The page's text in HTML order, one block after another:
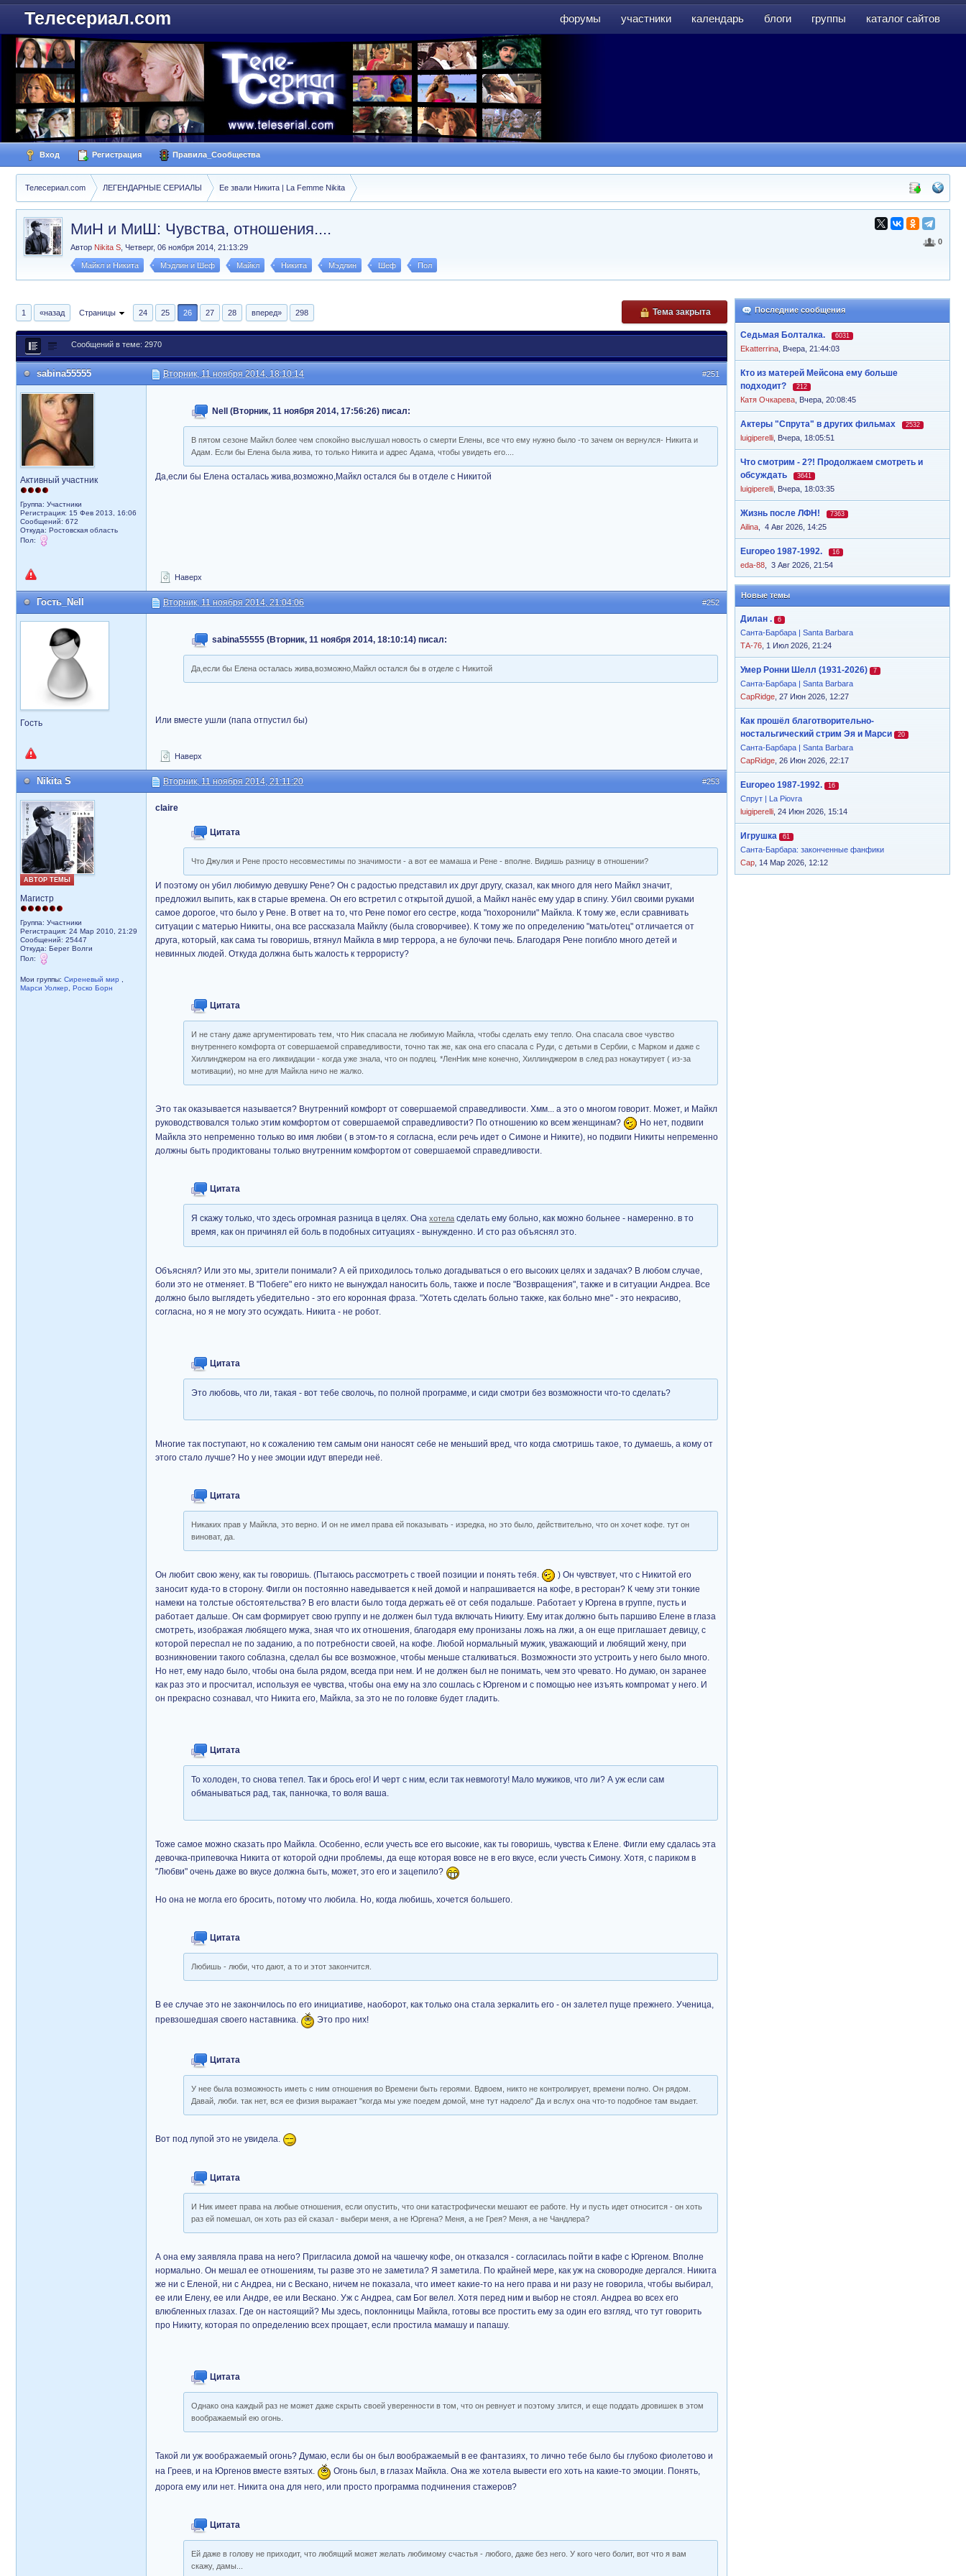
форумы участники календарь блоги группы каталог сайтов
Телесериал.com
Вход Регистрация Правила_Сообщества
Телесериал.com ЛЕГЕНДАРНЫЕ СЕРИАЛЫ Ее звали Никита | La Femme Nikita
0
МиН и МиШ: Чувства, отношения....
Автор Nikita S Четверг, 06 ноября 2014, 21:13:29
Майкл и Никита Мэдлин и Шеф Майкл Никита Мэдлин Шеф Пол
Последние сообщения
Седьмая Болталка. 6031
Ekatterrina Вчера, 21:44:03
Кто из матерей Мейсона ему больше
подходит?
212
Катя Очкарева Вчера, 20:08:45
Актеры "Спрута" в других фильмах 2532
luigiperelli Вчера, 18:05:51
Что смотрим - 2?! Продолжаем смотреть и
обсуждать
3641
luigiperelli Вчера, 18:03:35
Жизнь после ЛФН! 7363
Ailina 4 Авг 2026, 14:25
Europeo 1987-1992. 16
eda-88 3 Авг 2026, 21:54
Новые темы
Дилан . 6
Санта-Барбара | Santa Barbara
ТА-76 , 1 Июл 2026, 21:24
Умер Ронни Шелл (1931-2026) 7
Санта-Барбара | Santa Barbara
CapRidge , 27 Июн 2026, 12:27
Как прошёл благотворительно-
ностальгический стрим Эя и Марси
20
Санта-Барбара | Santa Barbara
CapRidge , 26 Июн 2026, 22:17
Europeo 1987-1992. 16
Спрут | La Piovra
luigiperelli , 24 Июн 2026, 15:14
Игрушка 61
Санта-Барбара: законченные фанфики
Cap , 14 Мар 2026, 12:12
1 «назад Страницы 24 25 26 27 28 вперед» 298 Тема закрыта
Сообщений в теме: 2970
#251
sabina55555 Вторник, 11 ноября 2014, 18:10:14
Активный участник
Группа: Участники
Регистрация: 15 Фев 2013, 16:06
Сообщений: 672
Откуда: Ростовская область
Пол:
Nell (Вторник, 11 ноября 2014, 17:56:26) писал:
В пятом сезоне Майкл более чем спокойно выслушал новость о смерти Елены, все что ему нужно было -то зачем он вернулся- Никита и
Адам. Если бы Елена была жива, то только Никита и адрес Адама, чтобы увидеть его....
Да,если бы Елена осталась жива,возможно,Майкл остался бы в отделе с Никитой
Наверх
#252
Гость_Nell Вторник, 11 ноября 2014, 21:04:06
Гость
sabina55555 (Вторник, 11 ноября 2014, 18:10:14) писал:
Да,если бы Елена осталась жива,возможно,Майкл остался бы в отделе с Никитой
Или вместе ушли (папа отпустил бы)
Наверх
#253
Nikita S Вторник, 11 ноября 2014, 21:11:20
АВТОР ТЕМЫ
Магистр
Группа: Участники
Регистрация: 24 Мар 2010, 21:29
Сообщений: 25447
Откуда: Берег Волги
Пол:
Мои группы: Сиреневый мир
Марси Уолкер
Роско Борн
claire
Цитата
Что Джулия и Рене просто несовместимы по значимости - а вот ее мамаша и Рене - вполне. Видишь разницу в отношении?
И поэтому он убил любимую девушку Рене? Он с радостью представил их друг другу, сказал, как много для него Майкл значит,
предложил выпить, как в старые времена. Он его встретил с открытой душой, а Майкл нанёс ему удар в спину. Убил своими руками
самое дорогое, что было у Рене. В ответ на то, что Рене помог его сестре, когда "похоронили" Майкла. К тому же, если сравнивать
ситуации с матерью Никиты, она все рассказала Майклу (была сговорчивее). К тому же по определению "мать/отец" отличается от
друга, который, как сама ты говоришь, втянул Майкла в мир террора, а не булочки печь. Благодаря Рене погибло много детей и
невинных людей. Откуда должна быть жалость к террористу?
Цитата
И не стану даже аргументировать тем, что Ник спасала не любимую Майкла, чтобы сделать ему тепло. Она спасала свое чувство
внутреннего комфорта от совершаемой справедливости, точно так же, как она его спасала с Руди, с детьми в Сербии, с Марком и даже с
Хиллинджером на его ликвидации - когда уже знала, что он подлец. *ЛенНик мне конечно, Хиллинджером в след раз нокаутирует ( из-за
мотивации), но мне для Майкла ничо не жалко.
Это так оказывается называется? Внутренний комфорт от совершаемой справедливости. Хмм... а это о многом говорит. Может, и Майкл
руководствовался только этим комфортом от совершаемой справедливости? По отношению ко всем женщинам?
Но нет, подвиги
Майкла это непременно только во имя любви ( в этом-то я согласна, если речь идет о Симоне и Никите), но подвиги Никиты непременно
должны быть продиктованы только внутренним комфортом от совершаемой справедливости.
Цитата
Я скажу только, что здесь огромная разница в целях. Онахотела сделать ему больно, как можно больнее - намеренно. в то
время, как он причинял ей боль в подобных ситуациях - вынужденно. И сто раз объяснял это.
Объяснял? Или это мы, зрители понимали? А ей приходилось только догадываться о его высоких целях и задачах? В любом случае,
боли это не отменяет. В "Побеге" его никто не вынуждал наносить боль, также и после "Возвращения", также и в ситуации Андреа. Все
должно было выглядеть убедительно - это его коронная фраза. "Хотеть сделать больно также, как больно мне" - это некрасиво,
согласна, но я не могу это осуждать. Никита - не робот.
Цитата
Это любовь, что ли, такая - вот тебе сволочь, по полной программе, и сиди смотри без возможности что-то сделать?
Многие так поступают, но к сожалению тем самым они наносят себе не меньший вред, что когда смотришь такое, то думаешь, а кому от
этого стало лучше? Но у нее эмоции идут впереди неё.
Цитата
Никаких прав у Майкла, это верно. И он не имел права ей показывать - изредка, но это было, действительно, что он хочет кофе. тут он
виноват, да.
Он любит свою жену, как ты говоришь. (Пытаюсь рассмотреть с твоей позиции и понять тебя.
) Он чувствует, что с Никитой его
заносит куда-то в сторону. Фигли он постоянно наведывается к ней домой и напрашивается на кофе, в ресторан? К чему эти тонкие
намеки на толстые обстоятельства? В его власти было тогда держать её от себя подальше. Работает у Юргена в группе, пусть и
работает дальше. Он сам формирует свою группу и не должен был туда включать Никиту. Ему итак должно быть паршиво Елене в глаза
смотреть, изображая любящего мужа, зная что их отношения, благодаря ему пронизаны ложь на лжи, а он еще приглашает девицу, с
которой переспал не по заданию, а по потребности своей, на кофе. Любой нормальный мужик, уважающий и любящий жену, при
возникновении такого соблазна, сделал бы все возможное, чтобы меньше сталкиваться. Возможности это устроить у него было много.
Но нет, ему надо было, чтобы она была рядом, всегда при нем. И не должен был не понимать, чем это чревато. Но думаю, он заранее
как раз это и просчитал, используя ее чувства, чтобы она ему на зло сошлась с Юргеном и с помощью нее изъять компромат у него. И
он прекрасно сознавал, что Никита его, Майкла, за это не по головке будет гладить.
Цитата
То холоден, то снова тепел. Так и брось его! И черт с ним, если так невмоготу! Мало мужиков, что ли? А уж если сам
обманываться рад, так, панночка, то воля ваша.
Тоже самое можно сказать про Майкла. Особенно, если учесть все его высокие, как ты говоришь, чувства к Елене. Фигли ему сдалась эта
девочка-припевочка Никита от которой одни проблемы, да еще которая вовсе не в его вкусе, если учесть Симону. Хотя, с париком в
"Любви" очень даже во вкусе должна быть, может, это его и зацепило?
Но она не могла его бросить, потому что любила. Но, когда любишь, хочется большего.
Цитата
Любишь - люби, что дают, а то и этот закончится.
В ее случае это не закончилось по его инициативе, наоборот, как только она стала зеркалить его - он залетел пуще прежнего. Ученица,
превзошедшая своего наставника.
Это про них!
Цитата
У нее была возможность иметь с ним отношения во Времени быть героями. Вдвоем, никто не контролирует, времени полно. Он рядом.
Давай, люби. так нет, вся ее физия выражает "когда мы уже поедем домой, мне тут надоело" Да и вслух она что-то подобное там выдает.
Вот под лупой это не увидела.
Цитата
И Ник имеет права на любые отношения, если опустить, что они катастрофически мешают ее работе. Ну и пусть идет относится - он хоть
раз ей помешал, он хоть раз ей сказал - выбери меня, а не Юргена? Меня, а не Грея? Меня, а не Чандлера?
А она ему заявляла права на него? Пригласила домой на чашечку кофе, он отказался - согласилась пойти в кафе с Юргеном. Вполне
нормально. Он мешал ее отношениям, ты разве это не заметила? Я заметила. По крайней мере, как уж на сковородке дергался. Никита
же ни с Еленой, ни с Андреа, ни с Вескано, ничем не показала, что имеет какие-то на него права и ни разу не говорила, чтобы выбирал,
ее или Елену, ее или Андре, ее или Вескано. Уж с Андреа, сам Бог велел. Хотя перед ним и выбор не стоял. Андреа во всех его
влюбленных глазах. Где он настоящий? Мы здесь, поклонницы Майкла, готовы все простить ему за один его взгляд, что тут говорить
про Никиту, которая по определению всех прощает, если простила мамашу и папашу.
Цитата
Однако она каждый раз не может даже скрыть своей уверенности в том, что он ревнует и поэтому злится, и еще поддать дровишек в этом
воображаемый ею огонь.
Такой ли уж воображаемый огонь? Думаю, если бы он был воображаемый в ее фантазиях, то лично тебе было бы глубоко фиолетово и
на Греев, и на Юргенов вместе взятых.
Огонь был, в глазах Майкла. Она же хотела вывести его хоть на какие-то эмоции. Понять,
дорога ему или нет. Никита она для него, или просто программа подчинения стажеров?
Цитата
Ей даже в голову не приходит, что любящий может желать любимому счастья - любого, даже без него. У кого чего болит, вот что я вам
скажу, дамы...